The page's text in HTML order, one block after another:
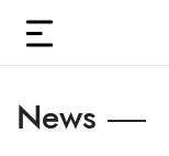
News